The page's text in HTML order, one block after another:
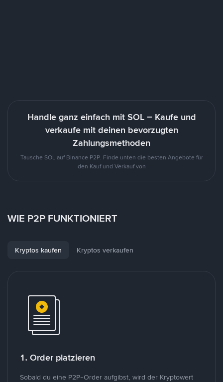
Handle ganz einfach mit SOL – Kaufe und
verkaufe mit deinen bevorzugten
Zahlungsmethoden
Tausche SOL auf Binance P2P. Finde unten die besten Angebote für
den Kauf und Verkauf von
WIE P2P FUNKTIONIERT
Kryptos kaufen Kryptos verkaufen
1. Order platzieren
Sobald du eine P2P-Order aufgibst, wird der Kryptowert